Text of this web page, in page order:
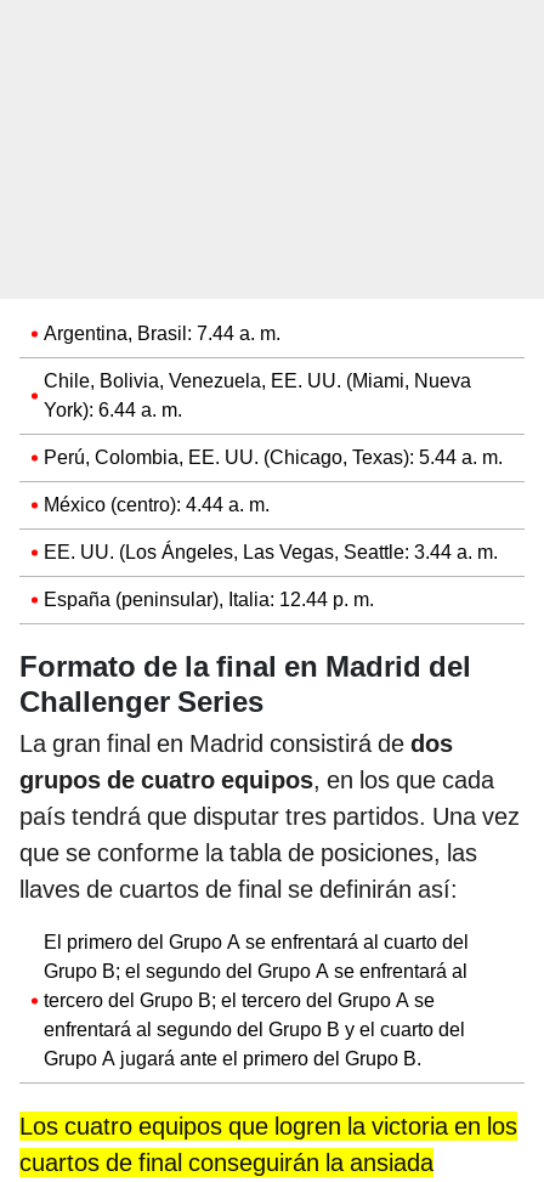
Argentina, Brasil: 7.44 a. m.
Chile, Bolivia, Venezuela, EE. UU. (Miami, Nueva
York): 6.44 a. m.
Perú, Colombia, EE. UU. (Chicago, Texas): 5.44 a. m.
México (centro): 4.44 a. m.
EE. UU. (Los Ángeles, Las Vegas, Seattle: 3.44 a. m.
España (peninsular), Italia: 12.44 p. m.
Formato de la final en Madrid del
Challenger Series
La gran final en Madrid consistirá de dos
grupos de cuatro equipos, en los que cada
país tendrá que disputar tres partidos. Una vez
que se conforme la tabla de posiciones, las
llaves de cuartos de final se definirán así:
El primero del Grupo A se enfrentará al cuarto del
Grupo B; el segundo del Grupo A se enfrentará al
tercero del Grupo B; el tercero del Grupo A se
enfrentará al segundo del Grupo B y el cuarto del
Grupo A jugará ante el primero del Grupo B.
Los cuatro equipos que logren la victoria en los
cuartos de final conseguirán la ansiada